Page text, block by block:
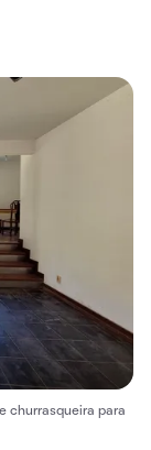
churrasqueira para